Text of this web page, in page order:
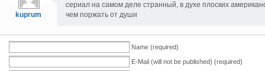
kuprum
сериал на самом деле странный, в духе плоских
чем поржать от души
Name (required)
E-Mail (will not be published) (required)